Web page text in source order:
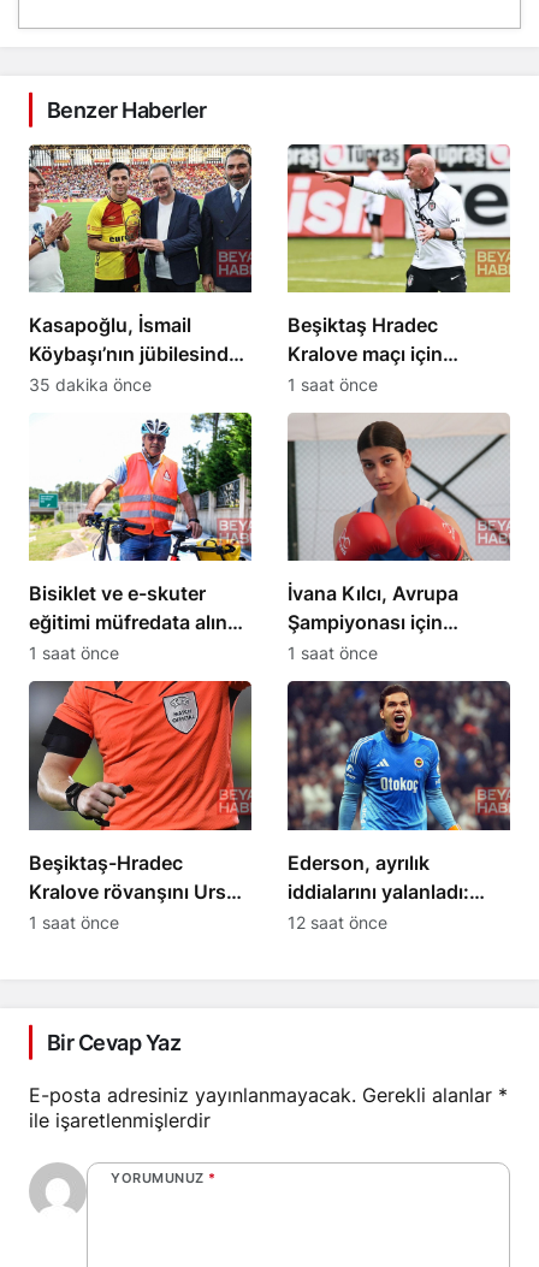
Benzer Haberler
Kasapoğlu, İsmail
Köybaşı’nın jübilesinde
konuştu: Yeni yolun
35 dakika önce
Beşiktaş Hradec
Kralove maçı için
hazırlıklara başladı
1 saat önce
Bisiklet ve e-skuter
eğitimi müfredata alındı,
bisiklet camiası
destekledi
1 saat önce
İvana Kılcı, Avrupa
Şampiyonası için
hazırlıklarını sürdürüyor
1 saat önce
Beşiktaş-Hradec
Kralove rövanşını Urs
Schnyder yönetecek
1 saat önce
Ederson, ayrılık
iddialarını yalanladı:
“Yalanlara inanmayın”
12 saat önce
Bir Cevap Yaz
E-posta adresiniz yayınlanmayacak. Gerekli alanlar *
ile işaretlenmişlerdir
YORUMUNUZ *